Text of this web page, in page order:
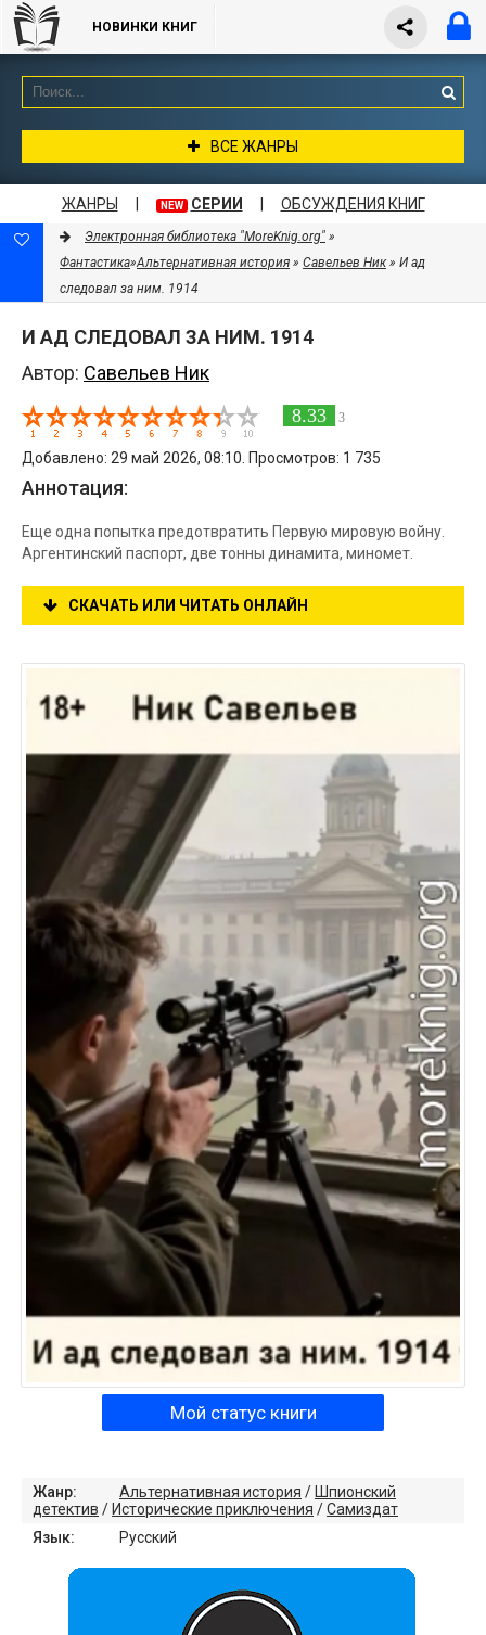
НОВИНКИ КНИГ
ВСЕ ЖАНРЫ
ЖАНРЫ NEW СЕРИИ ОБСУЖДЕНИЯ КНИГ
Электронная библиотека "MoreKnig.org" »
Фантастика»Альтернативная история » Савельев Ник» И ад
следовал за ним. 1914
И АД СЛЕДОВАЛ ЗА НИМ. 1914
Автор: Савельев Ник
8.33 3
Добавлено: 29 май 2026, 08:10. Просмотров: 1 735
Аннотация:
Еще одна попытка предотвратить Первую мировую войну.
Аргентинский паспорт, две тонны динамита, миномет.
СКАЧАТЬ ИЛИ ЧИТАТЬ ОНЛАЙН
Мой статус книги
Жанр: Альтернативная история / Шпионский
детектив / Исторические приключения /Самиздат
Язык:
Русский